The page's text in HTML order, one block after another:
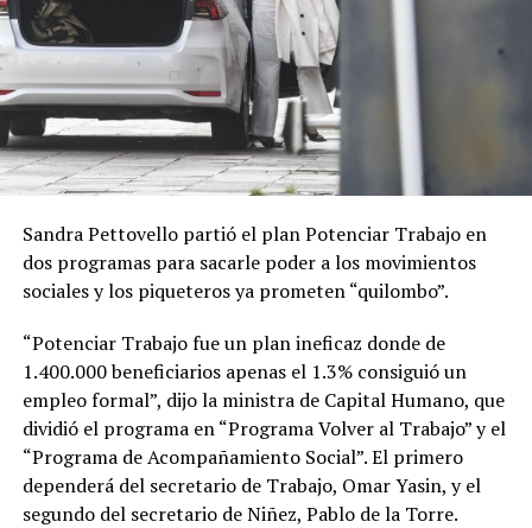
Sandra Pettovello partió el plan Potenciar Trabajo en
dos programas para sacarle poder a los movimientos
sociales y los piqueteros ya prometen “quilombo”.
“Potenciar Trabajo fue un plan ineficaz donde de
1.400.000 beneficiarios apenas el 1.3% consiguió un
empleo formal”, dijo la ministra de Capital Humano, que
dividió el programa en “Programa Volver al Trabajo” y el
“Programa de Acompañamiento Social”. El primero
dependerá del secretario de Trabajo, Omar Yasin, y el
segundo del secretario de Niñez, Pablo de la Torre.